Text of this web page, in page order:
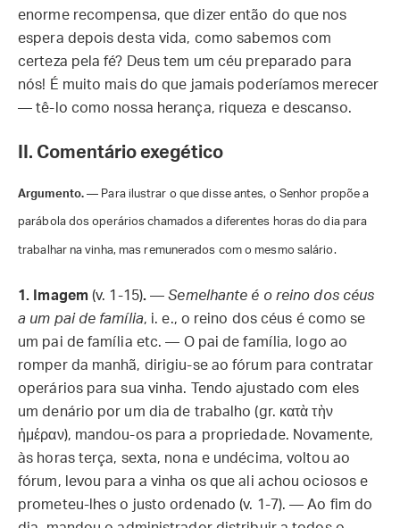
enorme recompensa, que dizer então do que nos
espera depois desta vida, como sabemos com
certeza pela fé? Deus tem um céu preparado para
nós! É muito mais do que jamais poderíamos merecer
— tê-lo como nossa herança, riqueza e descanso.
II. Comentário exegético
Argumento. — Para ilustrar o que disse antes, o Senhor propõe a
parábola dos operários chamados a diferentes horas do dia para
trabalhar na vinha, mas remunerados com o mesmo salário.
1. Imagem (v. 1-15). —Semelhante é o reino dos céus
a um pai de família, i. e., o reino dos céus é como se
um pai de família etc. — O pai de família, logo ao
romper da manhã, dirigiu-se ao fórum para contratar
operários para sua vinha. Tendo ajustado com eles
um denário por um dia de trabalho (gr. κατὰ τὴν
ἡμέραν), mandou-os para a propriedade. Novamente,
às horas terça, sexta, nona e undécima, voltou ao
fórum, levou para a vinha os que ali achou ociosos e
prometeu-lhes o justo ordenado (v. 1-7). — Ao fim do